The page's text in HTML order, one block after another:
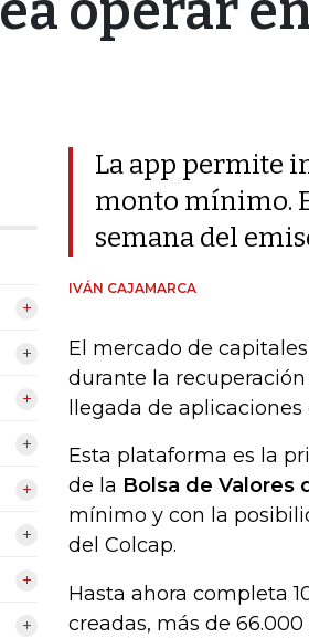
La app permite
monto mínimo.
semana del
IVÁN CAJAMARCA
El mercado de
durante la
llegada de
Esta plataforma es la
de la Bolsa de Valores
mínimo y con la
del Colcap.
Hasta ahora completa
creadas, más de